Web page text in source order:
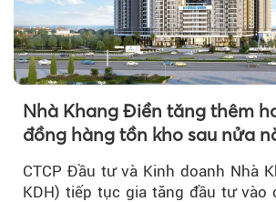
Nhà Khang Điền tăng thêm
đồng hàng tồn kho sau nửa
CTCP Đầu tư và Kinh doanh Nhà
KDH) tiếp tục gia tăng đầu tư vào